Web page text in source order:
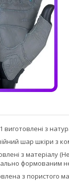
виготовлені з
шар шкіри з
з матеріалу
формованим
з пористого